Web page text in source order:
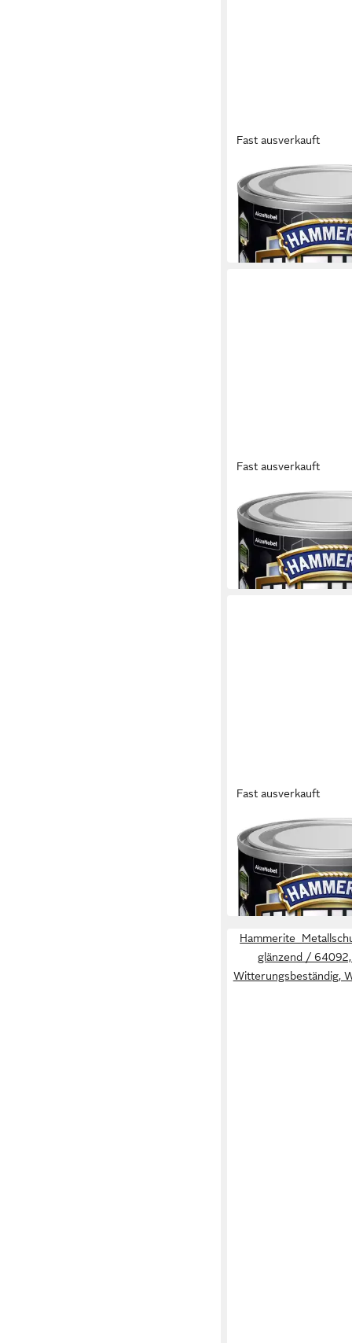
Fast ausverkauft
HAMMERITE
Metallschutzlack
Metallschutzlack
12,44 €
(49,76 €/ 1 l)
in 3-4 Werktagen bei dir
Fast ausverkauft
HAMMERITE
Metallschutzlack
Metallschutzlack
12,44 €
(49,76 €/ 1 l)
in 3-4 Werktagen bei dir
Fast ausverkauft
HAMMERITE
Metallschutzlack
Metallschutzlack
12,44 €
(49,76 €/ 1 l)
in 3-4 Werktagen bei dir
Hammerite
glänzend /
Witterungsbeständig,